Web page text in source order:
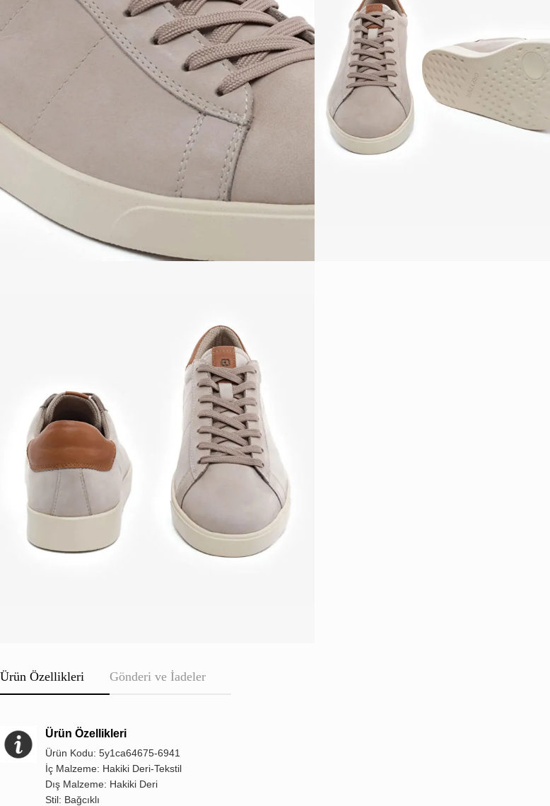
Ürün Özellikleri Gönderi ve İadeler
Ürün Özellikleri
Ürün Kodu: 5y1ca64675-6941
İç Malzeme: Hakiki Deri-Tekstil
Dış Malzeme: Hakiki Deri
Stil: Bağcıklı